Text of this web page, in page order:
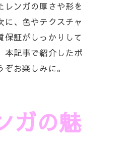
ンガの厚さや形を
、色やテクスチャ
証がしっかりして
本記事で紹介したポ
お楽しみに。
ガの魅